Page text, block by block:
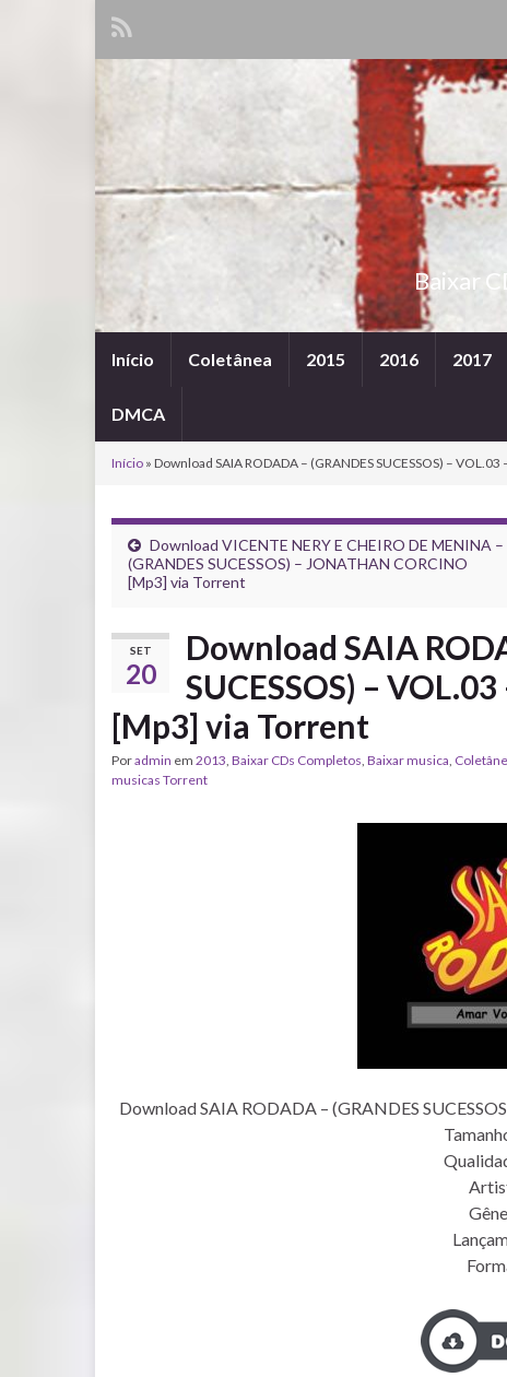
Baixar
Início Coletânea 2015 2016 2017
DMCA
Início » Download SAIA RODADA – (GRANDES SUCESSOS) –
Download VICENTE NERY E CHEIRO DE MENINA –
(GRANDES SUCESSOS) – JONATHAN CORCINO
[Mp3] via Torrent
SET
20
Download SAIA
SUCESSOS) –
[Mp3] via Torrent
Poradmin em 2013, Baixar CDs Completos, Baixar musica,
musicas Torrent
Download SAIA RODADA – (GRANDES